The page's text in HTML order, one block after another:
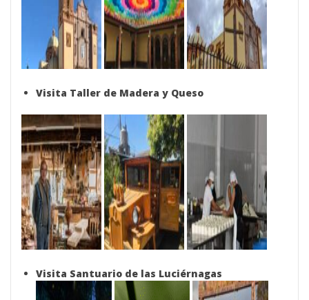
Visita Taller de Madera y Queso
Visita Santuario de las Luciérnagas